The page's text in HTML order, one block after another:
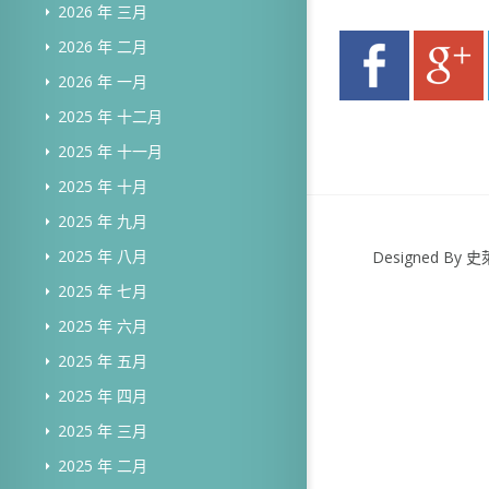
2026 年 三月
2026 年 二月
2026 年 一月
2025 年 十二月
2025 年 十一月
2025 年 十月
2025 年 九月
2025 年 八月
2025 年 七月
2025 年 六月
2025 年 五月
2025 年 四月
2025 年 三月
2025 年 二月
Designed By 史